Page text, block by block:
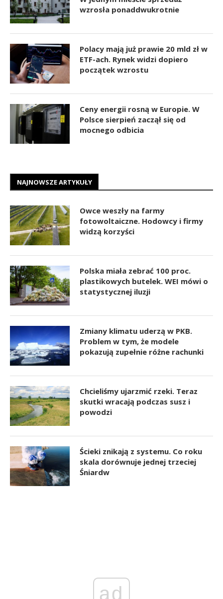
wzrosła ponaddwukrotnie
Polacy mają już prawie 20 mld zł w
ETF-ach. Rynek widzi dopiero
początek wzrostu
Ceny energii rosną w Europie. W
Polsce sierpień zaczął się od
mocnego odbicia
NAJNOWSZE ARTYKUŁY
Owce weszły na farmy
fotowoltaiczne. Hodowcy i firmy
widzą korzyści
Polska miała zebrać 100 proc.
plastikowych butelek. WEI mówi o
statystycznej iluzji
Zmiany klimatu uderzą w PKB.
Problem w tym, że modele
pokazują zupełnie różne rachunki
Chcieliśmy ujarzmić rzeki. Teraz
skutki wracają podczas susz i
powodzi
Ścieki znikają z systemu. Co roku
skala dorównuje jednej trzeciej
Śniardw
ad